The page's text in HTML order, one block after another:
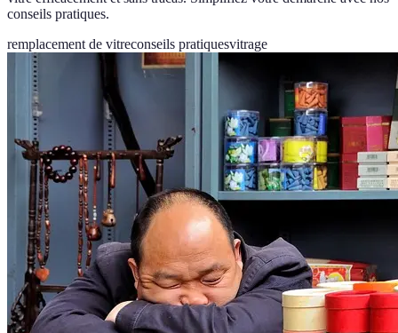
conseils pratiques.
remplacement de vitreconseils pratiquesvitrage